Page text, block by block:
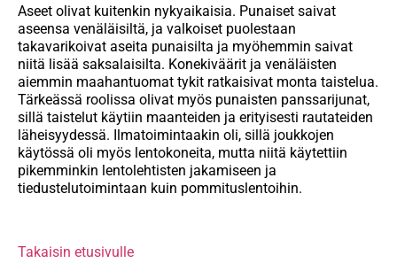
Aseet olivat kuitenkin nykyaikaisia. Punaiset saivat
aseensa venäläisiltä, ja valkoiset puolestaan
takavarikoivat aseita punaisilta ja myöhemmin saivat
niitä lisää saksalaisilta. Konekiväärit ja venäläisten
aiemmin maahantuomat tykit ratkaisivat monta taistelua.
Tärkeässä roolissa olivat myös punaisten panssarijunat,
sillä taistelut käytiin maanteiden ja erityisesti rautateiden
läheisyydessä. Ilmatoimintaakin oli, sillä joukkojen
käytössä oli myös lentokoneita, mutta niitä käytettiin
pikemminkin lentolehtisten jakamiseen ja
tiedustelutoimintaan kuin pommituslentoihin.
Takaisin etusivulle